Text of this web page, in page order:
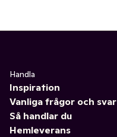
Handla
Inspiration
Vanliga frågor och svar
Så handlar du
Hemleverans